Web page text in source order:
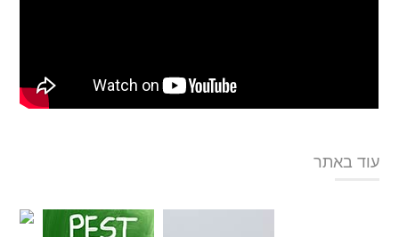
עוד באתר